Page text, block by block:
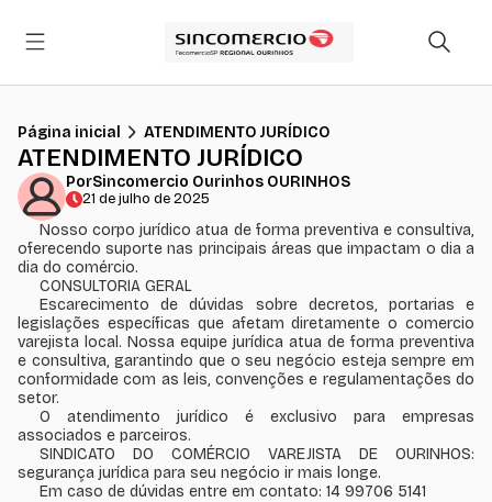
Página inicial ATENDIMENTO JURÍDICO
ATENDIMENTO JURÍDICO
PorSincomercio Ourinhos OURINHOS
21 de julho de 2025
Nosso corpo jurídico atua de forma preventiva e consultiva,
oferecendo suporte nas principais áreas que impactam o dia a
dia do comércio.
CONSULTORIA GERAL
Escarecimento de dúvidas sobre decretos, portarias e
legislações específicas que afetam diretamente o comercio
varejista local. Nossa equipe jurídica atua de forma preventiva
e consultiva, garantindo que o seu negócio esteja sempre em
conformidade com as leis, convenções e regulamentações do
setor.
O atendimento jurídico é exclusivo para empresas
associados e parceiros.
SINDICATO DO COMÉRCIO VAREJISTA DE OURINHOS:
segurança jurídica para seu negócio ir mais longe.
Em caso de dúvidas entre em contato: 14 99706 5141